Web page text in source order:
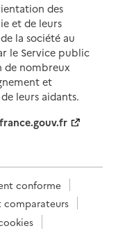
des
et de leurs
la société au
le Service public
de nombreux
et
leurs aidants.
conforme
comparateurs